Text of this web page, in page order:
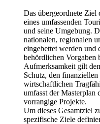
Das übergeordnete
eines umfassenden
und seine Umgebung.
nationalen, regionalen
eingebettet werden und
behördlichen Vorgaben
Aufmerksamkeit gilt
Schutz, den
wirtschaftlichen
umfasst der Masterplan
vorrangige Projekte.
Um dieses Gesamtziel
spezifische Ziele